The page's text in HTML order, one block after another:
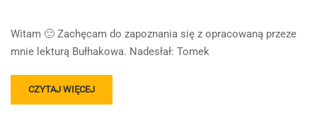
Witam 🙂 Zachęcam do zapoznania się z opracowaną przeze
mnie lekturą Bułhakowa. Nadesłał: Tomek
READ
MORE
CZYTAJ WIĘCEJ